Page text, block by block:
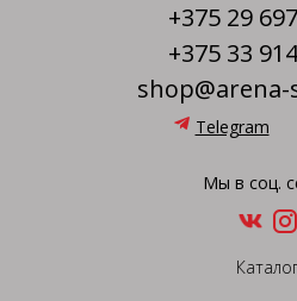
+375 29
+375 33
Telegram
Мы в соц.